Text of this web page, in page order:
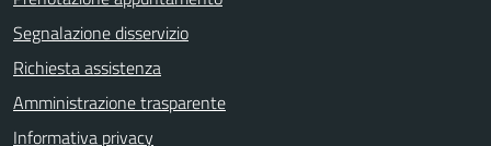
Segnalazione disservizio
Richiesta assistenza
Amministrazione trasparente
Informativa privacy